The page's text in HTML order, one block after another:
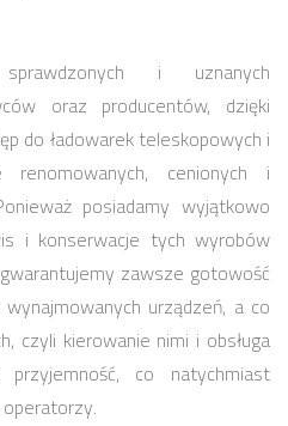
i uznanych
oraz producentów, dzięki
do ładowarek teleskopowych i
renomowanych, cenionych i
posiadamy wyjątkowo
i konserwacje tych wyrobów
zawsze gotowość
urządzeń, a co
czyli kierowanie nimi i obsługa
co natychmiast